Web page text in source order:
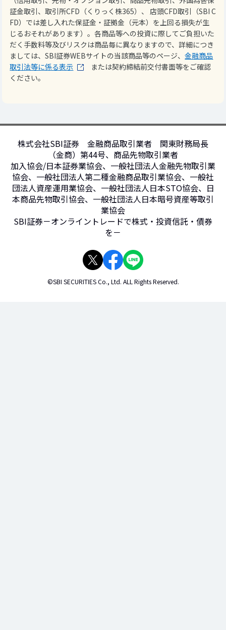
証金取引、取引所CFD（くりっく株365）、 店頭CFD取引（SBI C
FD）では差し入れた保証金・証拠金（元本）を上回る損失が生
じるおそれがあります）。各商品等への投資に際してご負担いた
だく手数料等及びリスクは商品毎に異なりますので、詳細につき
ましては、SBI証券WEBサイトの当該商品等のページ、金融商品
取引法等に係る表示
または契約締結前交付書面等をご確認
ください。
株式会社SBI証券 金融商品取引業者 関東財務局長
（金商）第44号、商品先物取引業者
加入協会/日本証券業協会、一般社団法人金融先物取引業
協会、一般社団法人第二種金融商品取引業協会、一般社
団法人資産運用業協会、一般社団法人日本STO協会、日
本商品先物取引協会、一般社団法人日本暗号資産等取引
業協会
SBI証券－オンライントレードで株式・投資信託・債券
を－
©SBI SECURITIES Co., Ltd. ALL Rights Reserved.